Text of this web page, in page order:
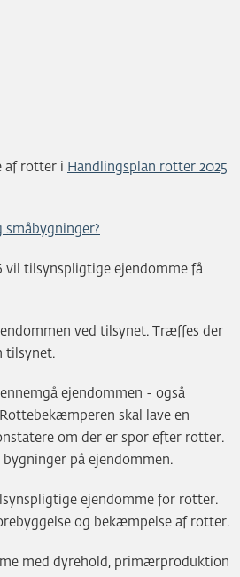
af rotter i Handlingsplan rotter 2025
vil tilsynspligtige ejendomme få
ved tilsynet. Træffes der
tilsynet.
ejendommen - også
skal lave en
om der er spor efter rotter.
på ejendommen.
ejendomme for rotter.
og bekæmpelse af rotter.
med dyrehold, primærproduktion